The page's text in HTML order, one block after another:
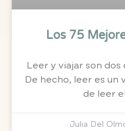
Los 75
Leer y viajar son dos
De hecho, leer es un
de leer
Julia Del